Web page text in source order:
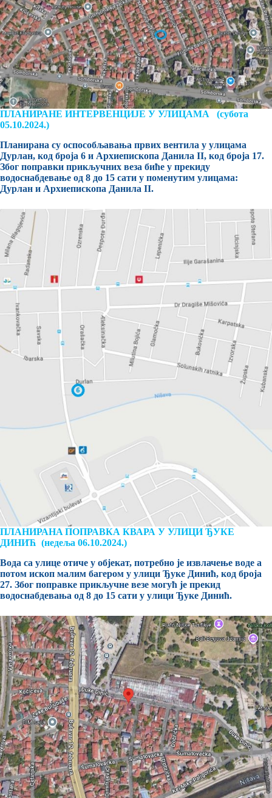
ПЛАНИРАНЕ ИНТЕРВЕНЦИЈЕ У УЛИЦАМА (субота
05.10.2024.)
Планирана су оспособљавања првих вентила у улицама
Дурлан, код броја 6 и Архиепископа Данила II, код броја 17.
Због поправки прикључних веза биће у прекиду
водоснабдевање од 8 до 15 сати у поменутим улицама:
Дурлан и Архиепископа Данила II.
ПЛАНИРАНA ПОПРАВКА КВАРА У УЛИЦИ ЂУКЕ
ДИНИЋ (недеља 06.10.2024.)
Вода са улице отиче у објекат, потребно је извлачење воде а
потом ископ малим багером у улици Ђуке Динић, код броја
27. Због поправке прикључне везе могућ је прекид
водоснабдевања од 8 до 15 сати у улици Ђуке Динић.